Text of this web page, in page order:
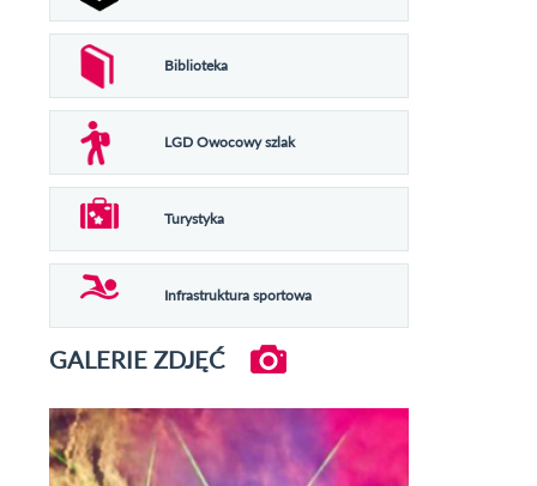
Biblioteka
LGD Owocowy szlak
Turystyka
Infrastruktura sportowa
GALERIE ZDJĘĆ